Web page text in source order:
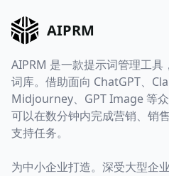
AIPRM
AIPRM 是一款提示词管理工
词库。借助面向 ChatGPT、
Midjourney、GPT Image 等
可以在数分钟内完成营销、销
支持任务。
为中小企业打造。深受大型企业